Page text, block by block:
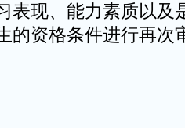
表现、能力素质以及
的资格条件进行再次